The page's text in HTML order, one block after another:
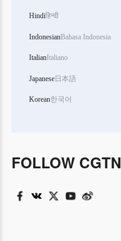
Hindiहिन्दी
IndonesianBahasa Indonesia
ItalianItaliano
Japanese日本語
Korean한국어
FOLLOW CGTN